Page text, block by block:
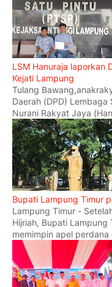
LSM Hanuraja laporkan
Kejati Lampung
Tulang
Daerah (DPD)
Nurani Rakyat Jaya
Bupati Lampung Timur
Lampung Timur -
Hijriah, Bupati Lampung
memimpin apel perdana